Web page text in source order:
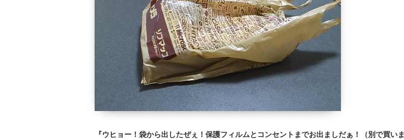
『ウヒョー！袋から出したぜぇ！保護フィルムとコンセントまでお出ましだぁ！（別で買いま